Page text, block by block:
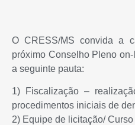
O CRESS/MS convida a
próximo Conselho Pleno
a seguinte pauta:
1) Fiscalização –
procedimentos iniciais de
2) Equipe de licitação/